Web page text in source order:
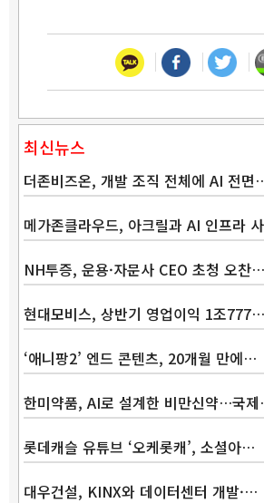
최신뉴스
더존비즈온, 개발 조직 전체에 AI 전면
메가존클라우드, 아크릴과 AI 인프라
NH투증, 운용·자문사 CEO 초청 오찬…
현대모비스, 상반기 영업이익 1조777…
‘애니팡2’ 엔드 콘텐츠, 20개월 만에…
한미약품, AI로 설계한 비만신약…국
롯데캐슬 유튜브 ‘오케롯캐’, 소셜아…
대우건설, KINX와 데이터센터 개발·…